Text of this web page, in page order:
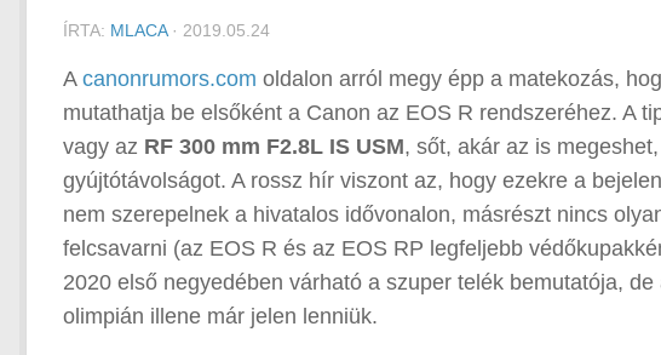
ÍRTA: MLACA· 2019.05.24
A canonrumors.com oldalon arról megy épp a matekozás,
mutathatja be elsőként a Canon az EOS R rendszeréhez. A
vagy az RF 300 mm F2.8L IS USM, sőt, akár az is
gyújtótávolságot. A rossz hír viszont az, hogy ezekre a
nem szerepelnek a hivatalos idővonalon, másrészt nincs
felcsavarni (az EOS R és az EOS RP legfeljebb
2020 első negyedében várható a szuper telék bemutatója,
olimpián illene már jelen lenniük.